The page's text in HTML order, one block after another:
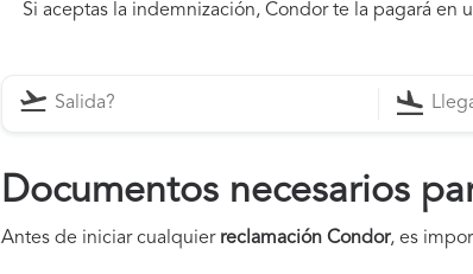
Si aceptas la indemnización, Condor te la pagará en
Documentos necesarios
Antes de iniciar cualquier reclamación Condor, es